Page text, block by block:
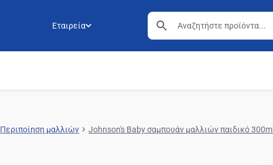
Εταιρεία
Περιποίηση μαλλιών Johnson's Baby σαμπουάν μαλλιών παιδικό 300ml